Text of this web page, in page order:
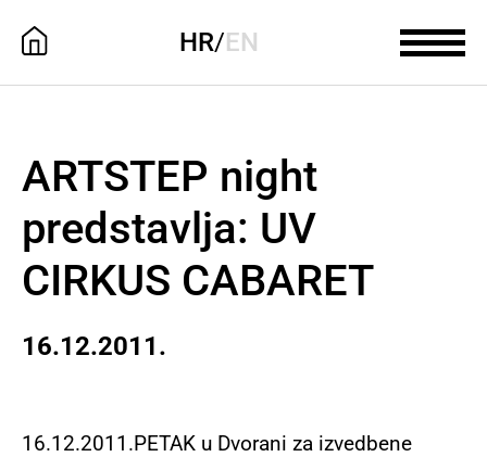
HR/EN
ARTSTEP night
predstavlja: UV
CIRKUS CABARET
16.12.2011.
16.12.2011.PETAK u Dvorani za izvedbene